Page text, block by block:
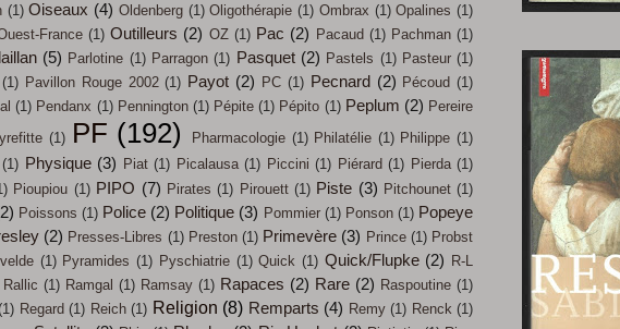
(1) Oiseaux (4) Oldenberg (1) Oligothérapie (1) Ombrax (1) Opalines (1)
France (1) Outilleurs (2) OZ (1) Pac (2) Pacaud (1) Pachman (1)
(5) Parlotine (1) Parragon (1) Pasquet (2) Pastels (1) Pasteur (1)
(1) Pavillon Rouge 2002 (1) Payot (2) PC (1) Pecnard (2) Pécoud (1)
(1) Pendanx (1) Pennington (1) Pépite (1) Pépito (1) Peplum (2) Pereire
(1) PF (192) Pharmacologie (1) Philatélie (1) Philippe (1)
(1) Physique (3) Piat (1) Picalausa (1) Piccini (1) Piérard (1) Pierda (1)
Pioupiou (1) PIPO (7) Pirates (1) Pirouett (1) Piste (3) Pitchounet (1)
Poissons (1) Police (2) Politique (3) Pommier (1) Ponson (1) Popeye
(2) Presses-Libres (1) Preston (1) Primevère (3) Prince (1) Probst
(1) Pyramides (1) Pyschiatrie (1) Quick (1) Quick/Flupke (2) R-L
Rallic (1) Ramgal (1) Ramsay (1) Rapaces (2) Rare (2) Raspoutine (1)
Regard (1) Reich (1) Religion (8) Remparts (4) Remy (1) Renck (1)